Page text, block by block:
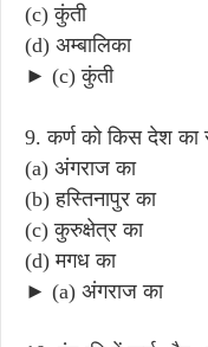
(c) कुंती
(d) अम्बालिका
► (c) कुंती
9. कर्ण को किस देश का
(a) अंगराज का
(b) हस्तिनापुर का
(c) कुरुक्षेत्र का
(d) मगध का
► (a) अंगराज का